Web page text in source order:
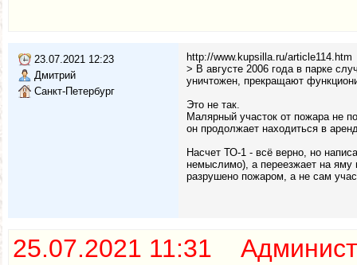
23.07.2021 12:23
Дмитрий
Санкт-Петербург
http://www.kupsilla.ru/article114.htm
> В августе 2006 года в парке
уничтожен, прекращают
Это не так.
Малярный участок от пожара не
он продолжает находиться в
Насчет ТО-1 - всё верно, но
немыслимо), а переезжает на яму
разрушено пожаром, а не сам
25.07.2021 11:31